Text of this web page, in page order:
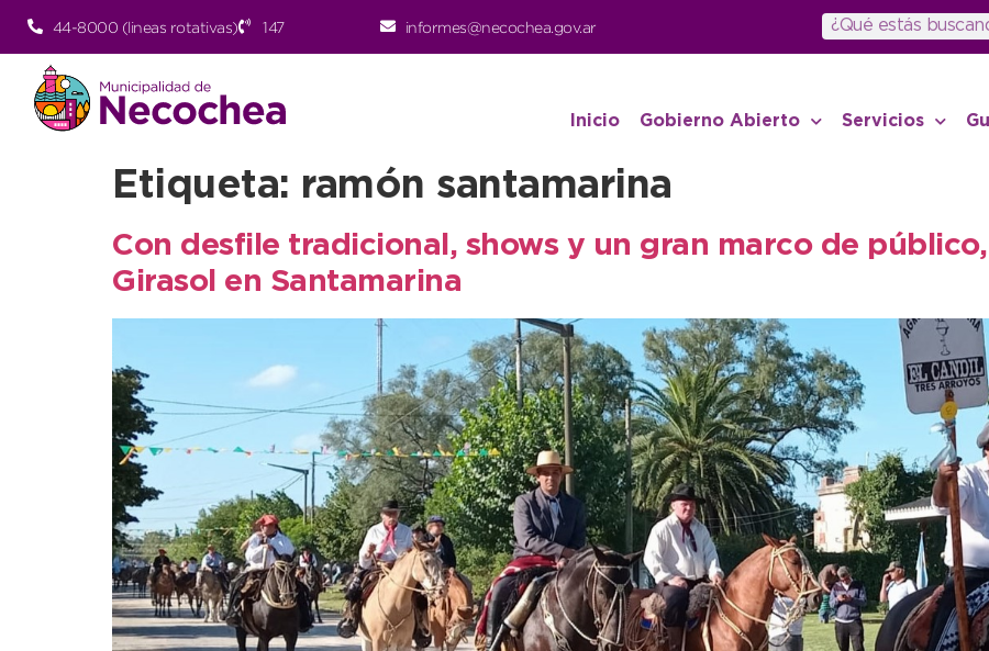
44-8000 (lineas rotativas) 147 informes@necochea.gov.ar
Inicio Gobierno Abierto Servicios
Etiqueta: ramón santamarina
Con desfile tradicional, shows y un gran marco de
Girasol en Santamarina